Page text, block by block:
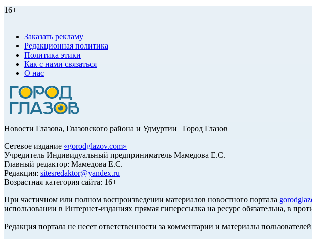
16+
Заказать рекламу
Редакционная политика
Политика этики
Как с нами связаться
О нас
Новости Глазова, Глазовского района и Удмуртии | Город Глазов
Сетевое издание «gorodglazov.com»
Учредитель Индивидуальный предприниматель Мамедова Е.С.
Главный редактор: Мамедова Е.С.
Редакция: sitesredaktor@yandex.ru
Возрастная категория сайта: 16+
При частичном или полном воспроизведении материалов новостного портала
использовании в Интернет-изданиях прямая гиперссылка на ресурс обязательна, в
Редакция портала не несет ответственности за комментарии и материалы